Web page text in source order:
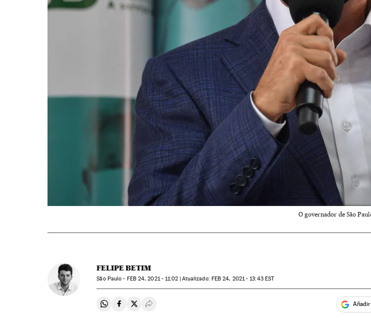
O governador de São
FELIPE BETIM
São Paulo - FEB24, 2021 - 11:02 atualizado: FEB 24, 2021 - 13:43EST
Compartir en Whatsapp
Compartir en Facebook
Compartir en Twitter
Desplegar Redes Sociales Añadir